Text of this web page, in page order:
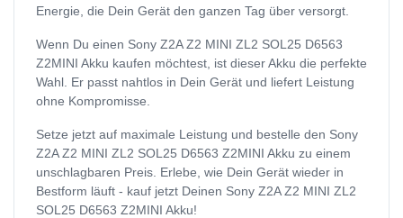
Energie, die Dein Gerät den ganzen Tag über versorgt.
Wenn Du einen Sony Z2A Z2 MINI ZL2 SOL25 D6563
Z2MINI Akku kaufen möchtest, ist dieser Akku die perfekte
Wahl. Er passt nahtlos in Dein Gerät und liefert Leistung
ohne Kompromisse.
Setze jetzt auf maximale Leistung und bestelle den Sony
Z2A Z2 MINI ZL2 SOL25 D6563 Z2MINI Akku zu einem
unschlagbaren Preis. Erlebe, wie Dein Gerät wieder in
Bestform läuft - kauf jetzt Deinen Sony Z2A Z2 MINI ZL2
SOL25 D6563 Z2MINI Akku!